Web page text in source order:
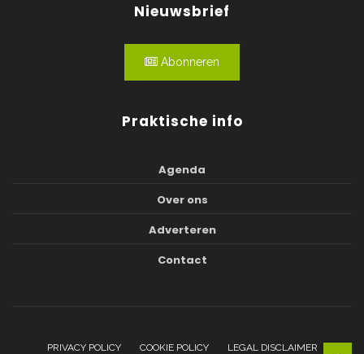
Nieuwsbrief
Abonneren
Praktische info
Agenda
Over ons
Adverteren
Contact
PRIVACY POLICY COOKIE POLICY LEGAL DISCLAIMER